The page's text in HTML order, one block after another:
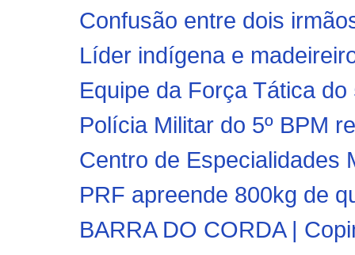
Confusão entre dois
Líder indígena e
Equipe da Força Tática
Polícia Militar do 5º BPM
Centro de Especialidades
PRF apreende 800kg de
BARRA DO CORDA |